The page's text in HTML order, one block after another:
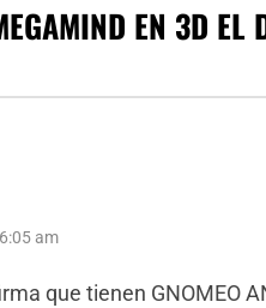
EN 3D EL
am
que tienen GNOMEO